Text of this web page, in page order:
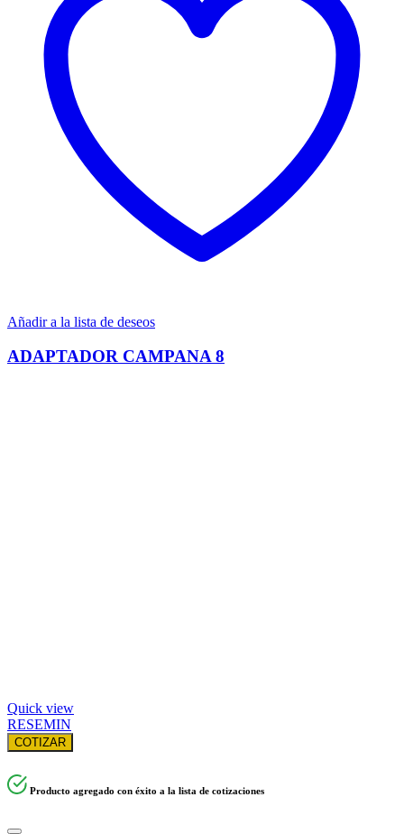
Añadir a la lista de deseos
ADAPTADOR CAMPANA 8
Quick view
RESEMIN
COTIZAR
Producto agregado con éxito a la lista de cotizaciones